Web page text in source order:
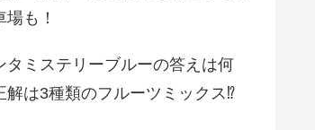
も！
タミステリーブルーの答えは何
解は3種類のフルーツミックス⁉